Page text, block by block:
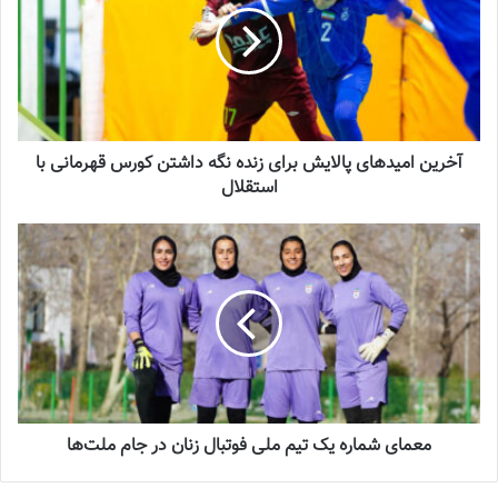
لیست تیم ملی فوتسال زنان اعلام شد
2025-04-28
سرنوشت عجیب ستاره ایرانی در تورکال
2023-05-12
برگزاری اردوی انتخابی تیم ملی فوتسال
بانوان
2023-08-01
شهرزاد مظفر سرمربی تیم ملی به همراه آمنه محمودی و نسیم مهاجرانی
روند ارزیابی بازیکنان را زیر نظر دارند. کادر فنی در این مرحله ضمن
توجه به توانمندی‌های فردی، بر انضباط تاکتیکی، درک بازی و میزان
هماهنگی بازیکنان با ساختار تیمی نیز تأکید ویژه‌ای دارد.
آخرین امیدهای پالایش برای زنده نگه داشتن کورس قهرمانی با
استقلال
معمای شماره یک تیم ملی فوتبال زنان در جام ملت‌ها